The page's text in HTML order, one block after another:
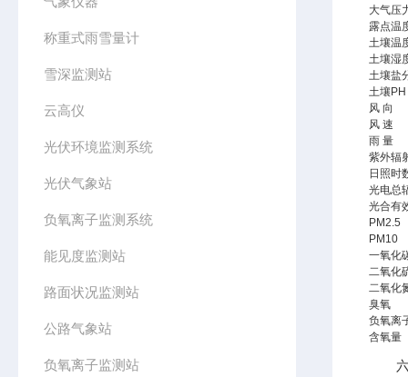
称重式雨雪量计
雪深监测站
云高仪
光伏环境监测系统
光伏气象站
负氧离子监测系统
能见度监测站
路面状况监测站
公路气象站
负氧离子监测站
大气压
露点温
土壤温
土壤湿
土壤盐
土壤PH
风 向
风 速
雨 量
紫外辐
日照时
光电总
光合有
PM2.5
PM10
一氧化
二氧化
二氧化
臭氧
负氧离
含氧量
六